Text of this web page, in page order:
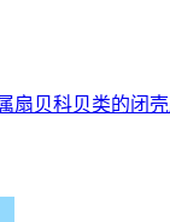
贝科贝类的闭